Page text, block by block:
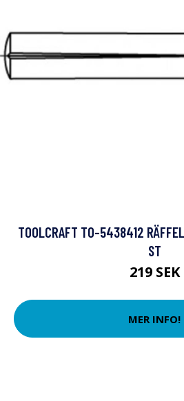
TOOLCRAFT TO-5438412
ST
219 SEK
MER INFO!